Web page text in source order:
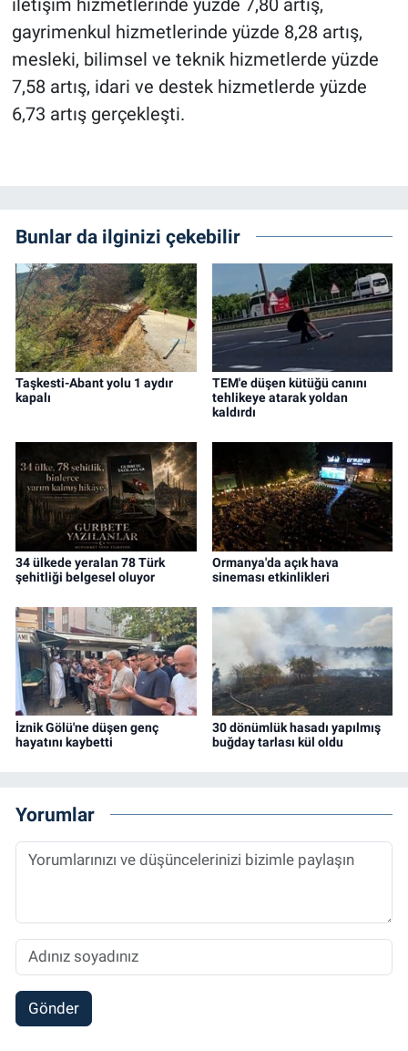
iletişim hizmetlerinde yüzde 7,80 artış,
gayrimenkul hizmetlerinde yüzde 8,28 artış,
mesleki, bilimsel ve teknik hizmetlerde yüzde
7,58 artış, idari ve destek hizmetlerde yüzde
6,73 artış gerçekleşti.
Bunlar da ilginizi çekebilir
Taşkesti-Abant yolu 1 aydır
kapalı
TEM'e düşen kütüğü canını
tehlikeye atarak yoldan
kaldırdı
34 ülkede yeralan 78 Türk
şehitliği belgesel oluyor
Ormanya'da açık hava
sineması etkinlikleri
İznik Gölü'ne düşen genç
hayatını kaybetti
30 dönümlük hasadı yapılmış
buğday tarlası kül oldu
Yorumlar
Gönder